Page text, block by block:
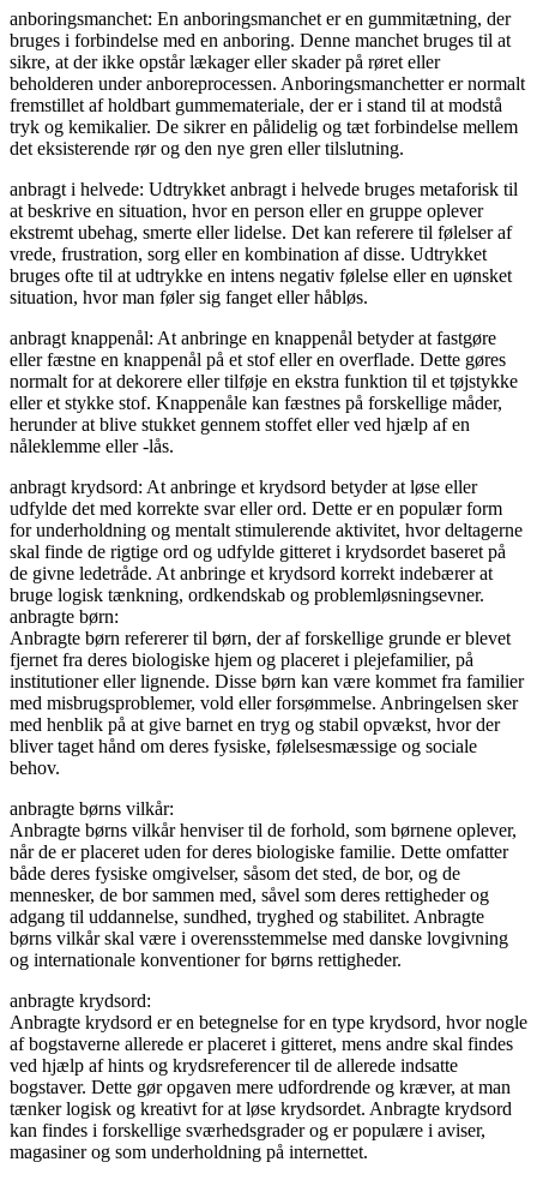
anboringsmanchet: En anboringsmanchet er en gummitætning, der
bruges i forbindelse med en anboring. Denne manchet bruges til at
sikre, at der ikke opstår lækager eller skader på røret eller
beholderen under anboreprocessen. Anboringsmanchetter er normalt
fremstillet af holdbart gummemateriale, der er i stand til at modstå
tryk og kemikalier. De sikrer en pålidelig og tæt forbindelse mellem
det eksisterende rør og den nye gren eller tilslutning.
anbragt i helvede: Udtrykket anbragt i helvede bruges metaforisk til
at beskrive en situation, hvor en person eller en gruppe oplever
ekstremt ubehag, smerte eller lidelse. Det kan referere til følelser af
vrede, frustration, sorg eller en kombination af disse. Udtrykket
bruges ofte til at udtrykke en intens negativ følelse eller en uønsket
situation, hvor man føler sig fanget eller håbløs.
anbragt knappenål: At anbringe en knappenål betyder at fastgøre
eller fæstne en knappenål på et stof eller en overflade. Dette gøres
normalt for at dekorere eller tilføje en ekstra funktion til et tøjstykke
eller et stykke stof. Knappenåle kan fæstnes på forskellige måder,
herunder at blive stukket gennem stoffet eller ved hjælp af en
nåleklemme eller -lås.
anbragt krydsord: At anbringe et krydsord betyder at løse eller
udfylde det med korrekte svar eller ord. Dette er en populær form
for underholdning og mentalt stimulerende aktivitet, hvor deltagerne
skal finde de rigtige ord og udfylde gitteret i krydsordet baseret på
de givne ledetråde. At anbringe et krydsord korrekt indebærer at
bruge logisk tænkning, ordkendskab og problemløsningsevner.
anbragte børn:
Anbragte børn refererer til børn, der af forskellige grunde er blevet
fjernet fra deres biologiske hjem og placeret i plejefamilier, på
institutioner eller lignende. Disse børn kan være kommet fra familier
med misbrugsproblemer, vold eller forsømmelse. Anbringelsen sker
med henblik på at give barnet en tryg og stabil opvækst, hvor der
bliver taget hånd om deres fysiske, følelsesmæssige og sociale
behov.
anbragte børns vilkår:
Anbragte børns vilkår henviser til de forhold, som børnene oplever,
når de er placeret uden for deres biologiske familie. Dette omfatter
både deres fysiske omgivelser, såsom det sted, de bor, og de
mennesker, de bor sammen med, såvel som deres rettigheder og
adgang til uddannelse, sundhed, tryghed og stabilitet. Anbragte
børns vilkår skal være i overensstemmelse med danske lovgivning
og internationale konventioner for børns rettigheder.
anbragte krydsord:
Anbragte krydsord er en betegnelse for en type krydsord, hvor nogle
af bogstaverne allerede er placeret i gitteret, mens andre skal findes
ved hjælp af hints og krydsreferencer til de allerede indsatte
bogstaver. Dette gør opgaven mere udfordrende og kræver, at man
tænker logisk og kreativt for at løse krydsordet. Anbragte krydsord
kan findes i forskellige sværhedsgrader og er populære i aviser,
magasiner og som underholdning på internettet.